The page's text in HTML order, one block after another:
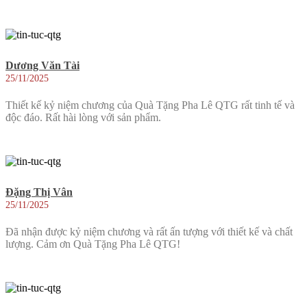
Dương Văn Tài
25/11/2025
Thiết kế kỷ niệm chương của Quà Tặng Pha Lê QTG rất tinh tế và
độc đáo. Rất hài lòng với sản phẩm.
Đặng Thị Vân
25/11/2025
Đã nhận được kỷ niệm chương và rất ấn tượng với thiết kế và chất
lượng. Cảm ơn Quà Tặng Pha Lê QTG!